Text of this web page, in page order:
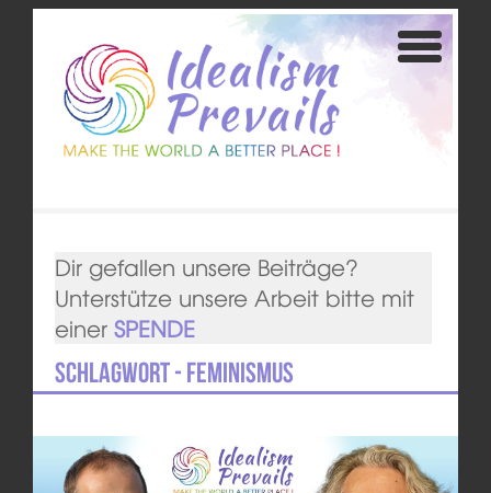
Dir gefallen unsere Beiträge?
Unterstütze unsere Arbeit bitte mit
einer SPENDE
Schlagwort - Feminismus